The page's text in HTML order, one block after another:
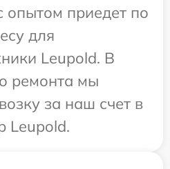
опытом приедет по
для
Leupold. В
ремонта мы
за наш счет в
Leupold.